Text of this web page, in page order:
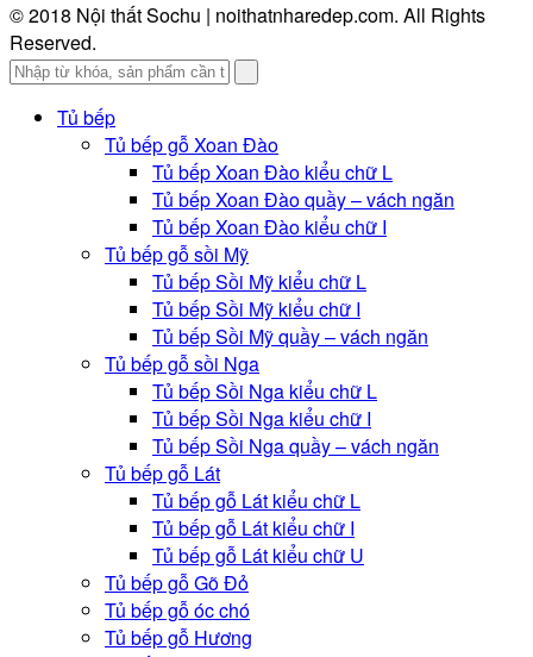
© 2018 Nội thất Sochu | noithatnharedep.com. All Rights
Reserved.
Tủ bếp
Tủ bếp gỗ Xoan Đào
Tủ bếp Xoan Đào kiểu chữ L
Tủ bếp Xoan Đào quầy – vách ngăn
Tủ bếp Xoan Đào kiểu chữ I
Tủ bếp gỗ sồi Mỹ
Tủ bếp Sồi Mỹ kiểu chữ L
Tủ bếp Sồi Mỹ kiểu chữ I
Tủ bếp Sồi Mỹ quầy – vách ngăn
Tủ bếp gỗ sồi Nga
Tủ bếp Sồi Nga kiểu chữ L
Tủ bếp Sồi Nga kiểu chữ I
Tủ bếp Sồi Nga quầy – vách ngăn
Tủ bếp gỗ Lát
Tủ bếp gỗ Lát kiểu chữ L
Tủ bếp gỗ Lát kiểu chữ I
Tủ bếp gỗ Lát kiểu chữ U
Tủ bếp gỗ Gõ Đỏ
Tủ bếp gỗ óc chó
Tủ bếp gỗ Hương